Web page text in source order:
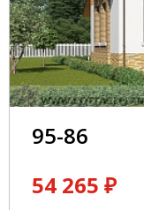
95-86
54 265 ₽